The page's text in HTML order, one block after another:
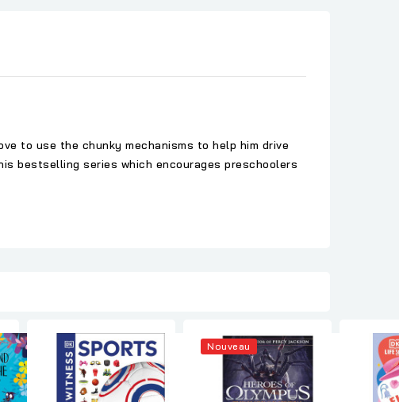
to use the chunky mechanisms to help him drive
bestselling series which encourages preschoolers
Nouveau